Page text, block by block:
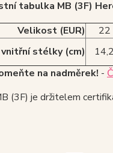
tabulka MB (3F)
Velikost (EUR)
22
stélky (cm)
14,2
na nadměrek! -
(3F) je držitelem